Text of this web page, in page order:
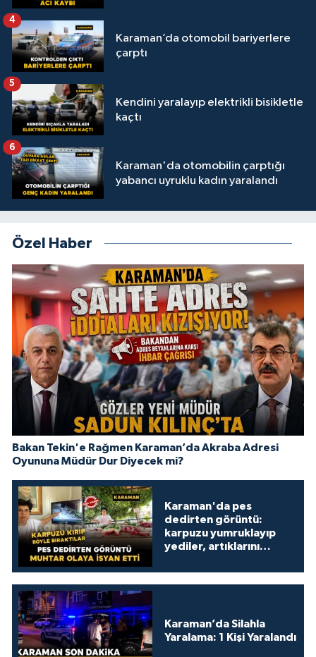
Karaman’da otomobil bariyerlere
çarptı
4
Kendini yaralayıp elektrikli bisikletle
kaçtı
5
Karaman'da otomobilin çarptığı
yabancı uyruklu kadın yaralandı
6
Özel Haber
Bakan Tekin'e Rağmen Karaman’da Akraba Adresi
Oyununa Müdür Dur Diyecek mi?
Karaman'da pes
dedirten görüntü:
karpuzu yumruklayıp
yediler, artıklarını
Karaman’da Silahla
Yaralama: 1 Kişi Yaralandı